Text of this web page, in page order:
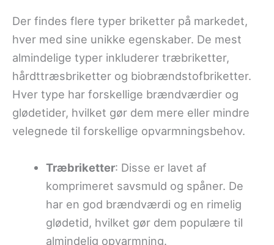
Der findes flere typer briketter på markedet,
hver med sine unikke egenskaber. De mest
almindelige typer inkluderer træbriketter,
hårdttræsbriketter og biobrændstofbriketter.
Hver type har forskellige brændværdier og
glødetider, hvilket gør dem mere eller mindre
velegnede til forskellige opvarmningsbehov.
Træbriketter: Disse er lavet af
komprimeret savsmuld og spåner. De
har en god brændværdi og en rimelig
glødetid, hvilket gør dem populære til
almindelig opvarmning.